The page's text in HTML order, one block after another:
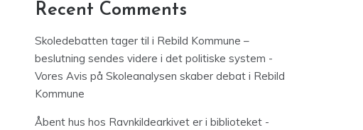
Recent Comments
Skoledebatten tager til i Rebild Kommune –
beslutning sendes videre i det politiske system -
Vores Avis på Skoleanalysen skaber debat i Rebild
Kommune
Åbent hus hos Ravnkildearkivet er i biblioteket -